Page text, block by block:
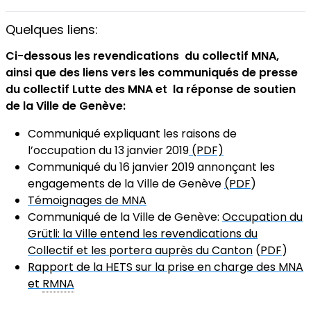
Quelques liens:
Ci-dessous les revendications du collectif MNA,
ainsi que des liens vers les communiqués de presse
du collectif Lutte des MNA et la réponse de soutien
de la Ville de Genève:
Communiqué expliquant les raisons de
l’occupation du 13 janvier 2019 (PDF)
Communiqué du 16 janvier 2019 annonçant les
engagements de la Ville de Genève (PDF)
Témoignages de MNA
Communiqué de la Ville de Genève: Occupation du
Grütli: la Ville entend les revendications du
Collectif et les portera auprès du Canton (PDF)
Rapport de la HETS sur la prise en charge des MNA
et RMNA